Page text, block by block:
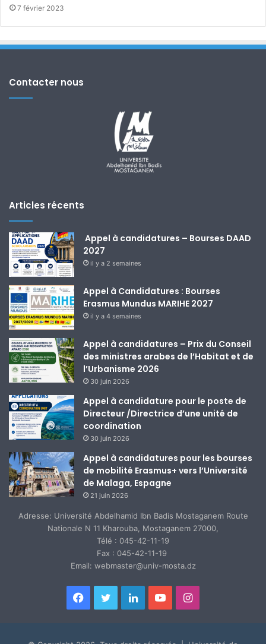
7 février 2023
Contacter nous
Articles récents
Appel à candidatures – Bourses DAAD
2027
il y a 2 semaines
Appel à Candidatures : Bourses
Erasmus Mundus MARIHE 2027
il y a 4 semaines
Appel à candidatures – Prix du Conseil
des ministres arabes de l’Habitat et de
l’Urbanisme 2026
30 juin 2026
Appel à candidature pour le poste de
Directeur /Directrice d’une unité de
coordination
30 juin 2026
Appel à candidatures pour les bourses
de mobilité Erasmus+ vers l’Université
de Malaga, Espagne
21 juin 2026
Adresse: Université Abdelhamid Ibn Badis Mostaganem Route
Nationale N 11 Kharouba, Mostaganem 27000,
Télé : 045-42-11-19
Fax : 045-42-11-19
Email: webmaster@univ-mosta.dz
Facebook
TwitterLinkedinYouTubeInstagram